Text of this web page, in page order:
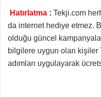
Hatırlatma : Tekji.com
da internet hediye etmez.
olduğu güncel
bilgilere uygun olan kişiler
adımları uygulayarak